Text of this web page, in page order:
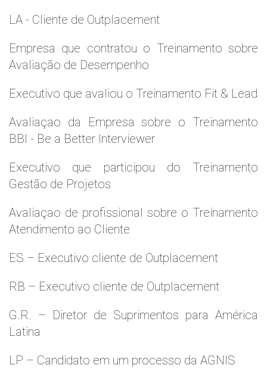
LA - Cliente de Outplacement
Empresa que contratou o Treinamento sobre
Avaliação de Desempenho
Executivo que avaliou o Treinamento Fit & Lead
Avaliaçao da Empresa sobre o Treinamento
BBI - Be a Better Interviewer
Executivo que participou do Treinamento
Gestão de Projetos
Avaliaçao de profissional sobre o Treinamento
Atendimento ao Cliente
ES – Executivo cliente de Outplacement
RB – Executivo cliente de Outplacement
G.R. – Diretor de Suprimentos para América
Latina
LP – Candidato em um processo da AGNIS